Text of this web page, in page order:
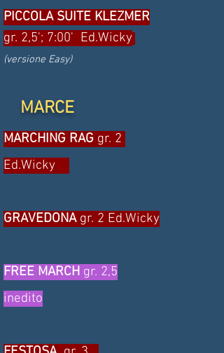
PICCOLA SUITE KLEZMER
gr. 2,5'; 7:00' Ed.Wicky
(versione Easy)
MARCE
MARCHING RAG gr. 2
Ed.Wicky
GRAVEDONA gr. 2 Ed.Wicky
FREE MARCH gr. 2,5
inedito